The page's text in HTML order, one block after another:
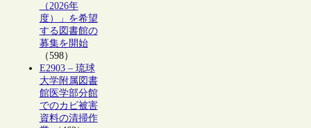
（2026年
度）」を希望
する図書館の
募集を開始
（598）
E2903 – 琉球
大学附属図書
館医学部分館
でのカビ被害
資料の清掃作